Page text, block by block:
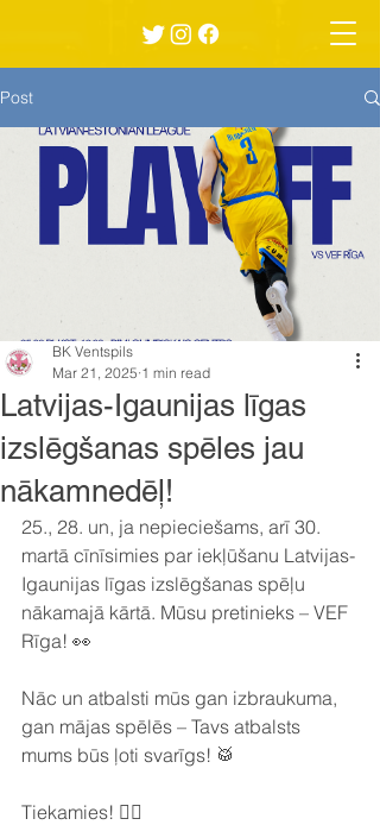
Post
Latvijas-Igaunijas līgas
izslēgšanas spēles jau
nākamnedēļ!
BK Ventspils
Mar 21, 2025 1 min read
25., 28. un, ja nepieciešams, arī 30.
martā cīnīsimies par iekļūšanu Latvijas-
Igaunijas līgas izslēgšanas spēļu
nākamajā kārtā. Mūsu pretinieks – VEF
Rīga! 👀
Nāc un atbalsti mūs gan izbraukuma,
gan mājas spēlēs – Tavs atbalsts
mums būs ļoti svarīgs! 🥁
Tiekamies! ✌🏼